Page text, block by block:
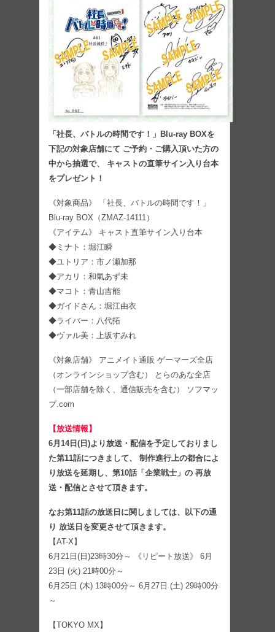
「社長、バトルの時間です！」Blu-ray BOXを
下記の対象店舗にて ご予約・ご購入頂いた方の
中から抽選で、 キャストの直筆サイン入り台本
をプレゼント！
《対象商品》 「社長、バトルの時間です！」
Blu-ray BOX（ZMAZ-14111）
《アイテム》 キャスト直筆サイン入り台本
◆ミナト：堀江瞬
◆ユトリア：市ノ瀬加那
◆アカリ：和氣あず未
◆マコト：青山吉能
◆ガイドさん：堀江由衣
◆ライバー：八代拓
◆ヴァル美：上坂すみれ
《対象店舗》 アニメイト通販 ゲーマーズ全店
（オンラインショップ含む） とらのあな全店
（一部店舗を除く、通信販売を含む） ソフマッ
プ.com
【放送情報】
6月14日(日)より放送・配信を予定しておりまし
た第11話につきまして、 制作進行上の都合によ
り放送を延期し、第10話「企業戦士」の 再放
送・配信とさせて頂きます。
なお第11話の放送日に関しましては、以下の通
り 放送日を変更させて頂きます。
【AT-X】
6月21日(日)23時30分～ 《リピート放送》 6月
23日 (火) 21時00分～
6月25日 (木) 13時00分～ 6月27日 (土) 29時00分
～
【TOKYO MX】